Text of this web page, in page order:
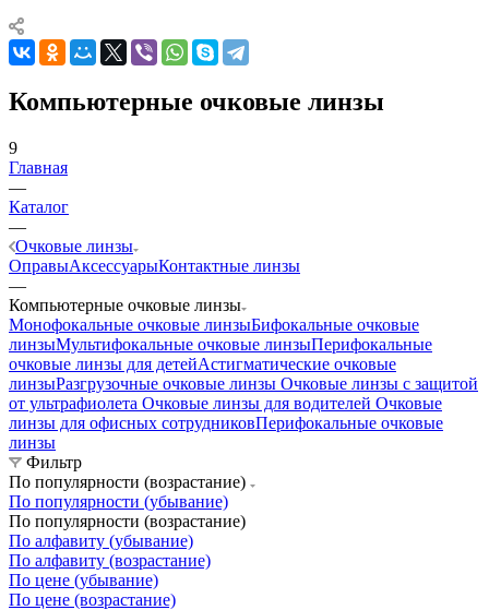
Компьютерные очковые линзы
9
Главная
—
Каталог
—
Очковые линзы
ОправыАксессуарыКонтактные линзы
—
Компьютерные очковые линзы
Монофокальные очковые линзыБифокальные очковые
линзыМультифокальные очковые линзыПерифокальные
очковые линзы для детейАстигматические очковые
линзыРазгрузочные очковые линзы Очковые линзы с защитой
от ультрафиолета Очковые линзы для водителей Очковые
линзы для офисных сотрудниковПерифокальные очковые
линзы
Фильтр
По популярности (возрастание)
По популярности (убывание)
По популярности (возрастание)
По алфавиту (убывание)
По алфавиту (возрастание)
По цене (убывание)
По цене (возрастание)